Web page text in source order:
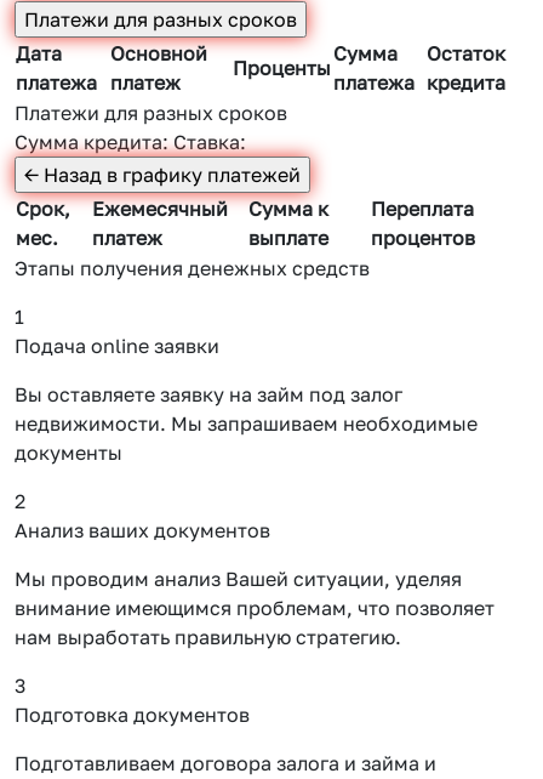
Дата
платежа
Основной
платеж
Проценты
Сумма
платежа
Остаток
кредита
Платежи для разных сроков
Сумма кредита:Ставка:
Срок,
мес.
Ежемесячный
платеж
Сумма к
выплате
Переплата
процентов
Этапы получения денежных средств
1
Подача online заявки
Вы оставляете заявку на займ под залог
недвижимости. Мы запрашиваем необходимые
документы
2
Анализ ваших документов
Мы проводим анализ Вашей ситуации, уделяя
внимание имеющимся проблемам, что позволяет
нам выработать правильную стратегию.
3
Подготовка документов
Подготавливаем договора залога и займа и